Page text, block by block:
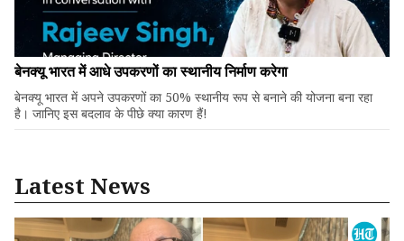
बेनक्यू भारत में आधे उपकरणों का स्थानीय निर्माण करेगा
बेनक्यू भारत में अपने उपकरणों का 50% स्थानीय रूप से बनाने की योजना बना रहा
है। जानिए इस बदलाव के पीछे क्या कारण हैं!
Latest News